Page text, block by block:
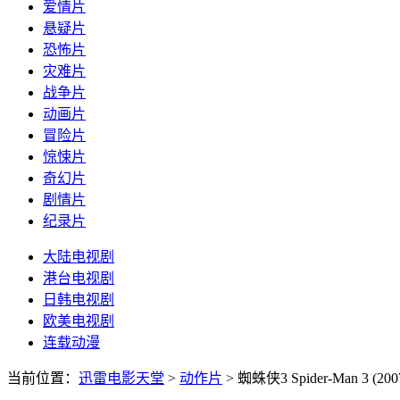
爱情片
悬疑片
恐怖片
灾难片
战争片
动画片
冒险片
惊悚片
奇幻片
剧情片
纪录片
大陆电视剧
港台电视剧
日韩电视剧
欧美电视剧
连载动漫
当前位置： 迅雷电影天堂 > 动作片 > 蜘蛛侠3 Spider-Man 3